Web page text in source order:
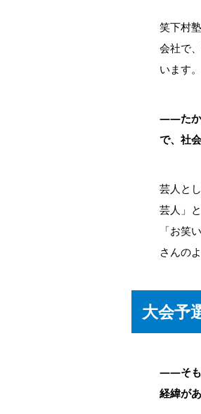
笑下村
会社で
います
――たか
で、社
芸人と
芸人」
「お笑
さんの
大会予
――そも
経緯が